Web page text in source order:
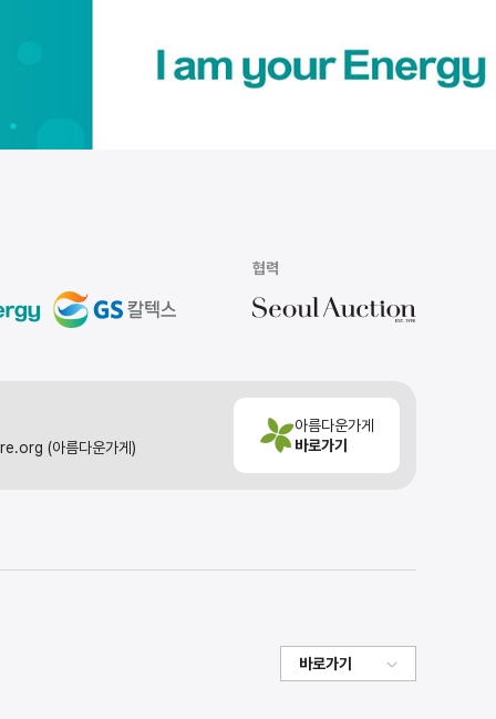
협력
(아름다운가게)
아름다운가게
바로가기
바로가기